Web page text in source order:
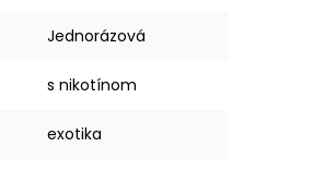
Jednorázová
s nikotínom
exotika